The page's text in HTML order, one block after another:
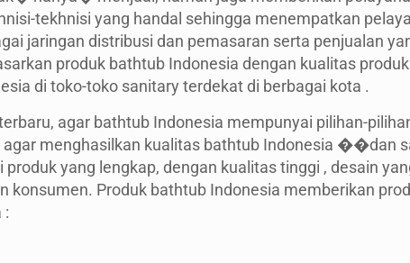
tekhnisi yang handal sehingga menempatkan
jaringan distribusi dan pemasaran serta penjualan
produk bathtub Indonesia dengan kualitas
di toko-toko sanitary terdekat di berbagai kota .
agar bathtub Indonesia mempunyai pilihan-
menghasilkan kualitas bathtub Indonesia ��dan
yang lengkap, dengan kualitas tinggi , desain
Produk bathtub Indonesia memberikan
: